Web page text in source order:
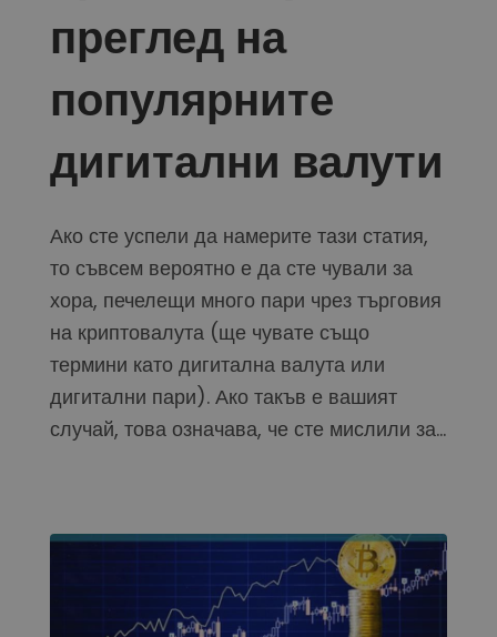
...днес щеше да струва
Интелигентен начин за инвестиране в криптовалути
Сигурен и опростен портфейл за криптовалута
Инвестиционен изследовател
Намери своята крипто стратегия
Печелете награди с вашата криптовалута
Спестете криптовалута за вашето бъдеще
Повтаряща се печалба
Редовно планирани инвестиции (DCA)
Сигнали за цените
Актуализации на цените на любимите ви токени в реално време
Интелигентни прозрения за оптималнo изпълнение
преглед на
популярните
дигитални валути
Ако сте успели да намерите тази статия,
то съвсем вероятно е да сте чували за
хора, печелещи много пари чрез търговия
на криптовалута (ще чувате също
термини като дигитална валута или
дигитални пари). Ако такъв е вашият
случай, това означава, че сте мислили за...